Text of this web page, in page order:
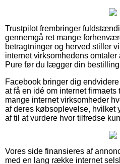
Trustpilot frembringer
gennemgå ret mange
betragtninger og herved stiller
internet virksomhedens omtaler
Pure før du lægger din
Facebook bringer dig
at få en idé om internet
mange internet virksomheder
af deres købsoplevelse, hvilket
af til at vurdere hvor tilfredse
Vores side finansieres af
med en lang række internet